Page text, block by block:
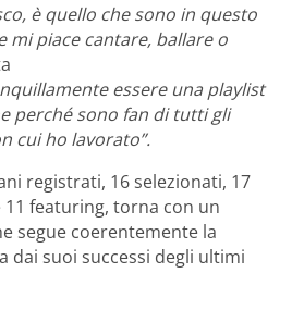
è quello che sono in questo
mi piace cantare, ballare o
essere una playlist
perché sono fan di tutti gli
cui ho lavorato”.
registrati, 16 selezionati, 17
featuring, torna con un
segue coerentemente la
dai suoi successi degli ultimi